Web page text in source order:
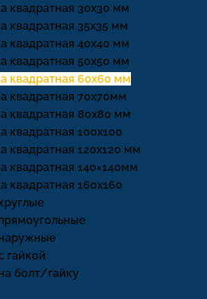
квадратная 30х30 мм
квадратная 35х35 мм
квадратная 40х40 мм
квадратная 50х50 мм
квадратная 60х60 мм
квадратная 70х70мм
квадратная 80х80 мм
квадратная 100х100
квадратная 120х120 мм
квадратная 140×140мм
квадратная 160х160
гайкой
болт/гайку